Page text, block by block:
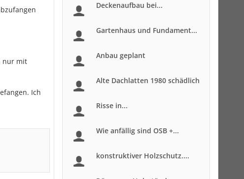
nur mit
Ich
Deckenaufbau bei...
Gartenhaus und Fundament...
Anbau geplant
Alte Dachlatten 1980 schädlich
Risse in...
Wie anfällig sind OSB +...
konstruktiver Holzschutz....